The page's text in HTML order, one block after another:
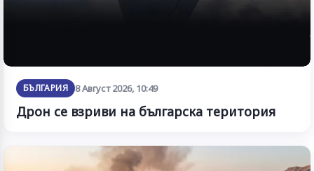
БЪЛГАРИЯ 8 Август 2026, 10:49
Дрон се взриви на българска територия